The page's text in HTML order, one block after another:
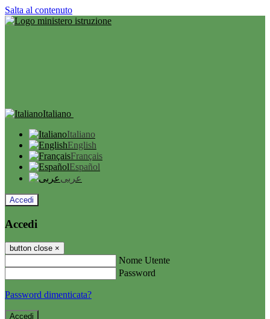
Salta al contenuto
Italiano
Italiano
English
Français
Español
عربى
Accedi
Accedi
button close ×
Nome Utente
Password
Password dimenticata?